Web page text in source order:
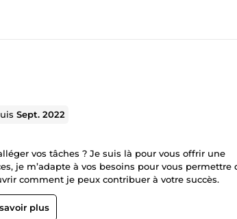
Sept. 2022
vos tâches ? Je suis là pour vous offrir une
je m’adapte à vos besoins pour vous permettre
comment je peux contribuer à votre succès.
plus